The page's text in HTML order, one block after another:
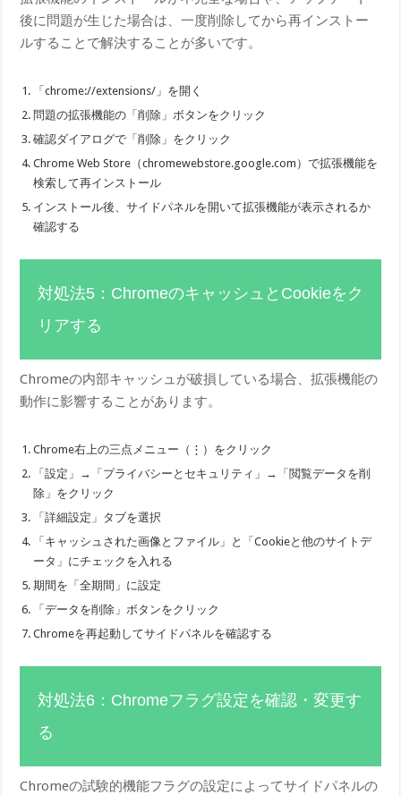
後に問題が生じた場合は、一度削除してから再インストー
ルすることで解決することが多いです。
「chrome://extensions/」を開く
問題の拡張機能の「削除」ボタンをクリック
確認ダイアログで「削除」をクリック
Chrome Web Store（chromewebstore.google.com）で拡張機能を
検索して再インストール
インストール後、サイドパネルを開いて拡張機能が表示されるか
確認する
対処法5：ChromeのキャッシュとCookieをク
リアする
Chromeの内部キャッシュが破損している場合、拡張機能の
動作に影響することがあります。
Chrome右上の三点メニュー（⋮）をクリック
「設定」→「プライバシーとセキュリティ」→「閲覧データを削
除」をクリック
「詳細設定」タブを選択
「キャッシュされた画像とファイル」と「Cookieと他のサイトデ
ータ」にチェックを入れる
期間を「全期間」に設定
「データを削除」ボタンをクリック
Chromeを再起動してサイドパネルを確認する
対処法6：Chromeフラグ設定を確認・変更す
る
Chromeの試験的機能フラグの設定によってサイドパネルの